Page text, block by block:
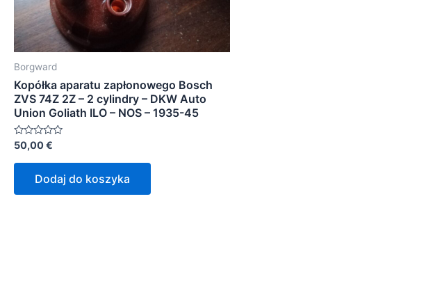
Borgward
Kopółka aparatu zapłonowego Bosch
ZVS 74Z 2Z – 2 cylindry – DKW Auto
Union Goliath ILO – NOS – 1935-45
Oceniono
na
50,00€
Dodaj do koszyka